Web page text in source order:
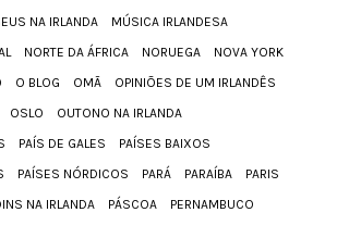
NA IRLANDA
MÚSICA IRLANDESA
NORTE DA ÁFRICA NORUEGA
NOVA YORK
O BLOG OMÃ
OPINIÕES DE UM IRLANDÊS
OSLO
OUTONO NA IRLANDA
PAÍS DE GALES
PAÍSES BAIXOS
PAÍSES NÓRDICOS PARÁ PARAÍBA
PARIS
NA IRLANDA
PÁSCOA
PERNAMBUCO